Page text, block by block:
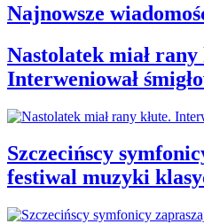
Najnowsze
Nastolatek miał rany
Interweniował
Szczecińscy
festiwal muzyki